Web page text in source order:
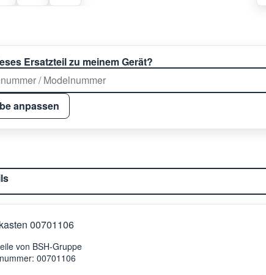
Ersatzteil zu meinem Gerät?
anpassen
00701106
von BSH-Gruppe
00701106